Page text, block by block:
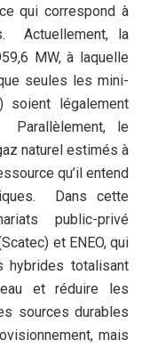
qui correspond à
Actuellement, la
MW, à laquelle
seules les mini-
soient légalement
Parallèlement, le
naturel estimés à
qu’il entend
Dans cette
public-privé
et ENEO, qui
hybrides totalisant
et réduire les
sources durables
mais